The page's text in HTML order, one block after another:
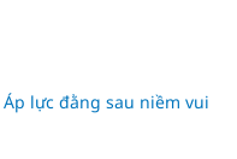
lực đằng sau niềm vui